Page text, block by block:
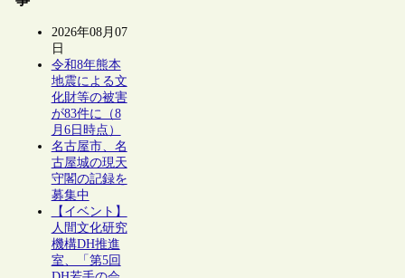
2026年08月07
日
令和8年熊本
地震による文
化財等の被害
が83件に（8
月6日時点）
名古屋市、名
古屋城の現天
守閣の記録を
募集中
【イベント】
人間文化研究
機構DH推進
室、「第5回